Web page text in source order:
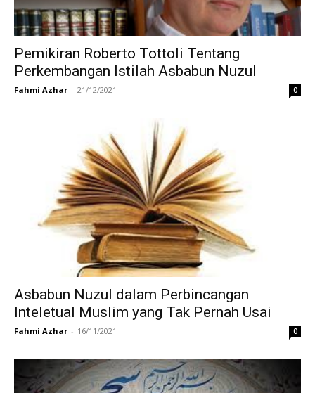
Pemikiran Roberto Tottoli Tentang
Perkembangan Istilah Asbabun Nuzul
Fahmi Azhar - 21/12/2021 0
Asbabun Nuzul dalam Perbincangan
Inteletual Muslim yang Tak Pernah Usai
Fahmi Azhar - 16/11/2021 0